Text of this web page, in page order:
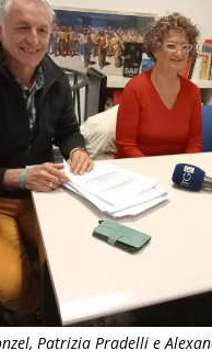
Patrizia Pradelli e